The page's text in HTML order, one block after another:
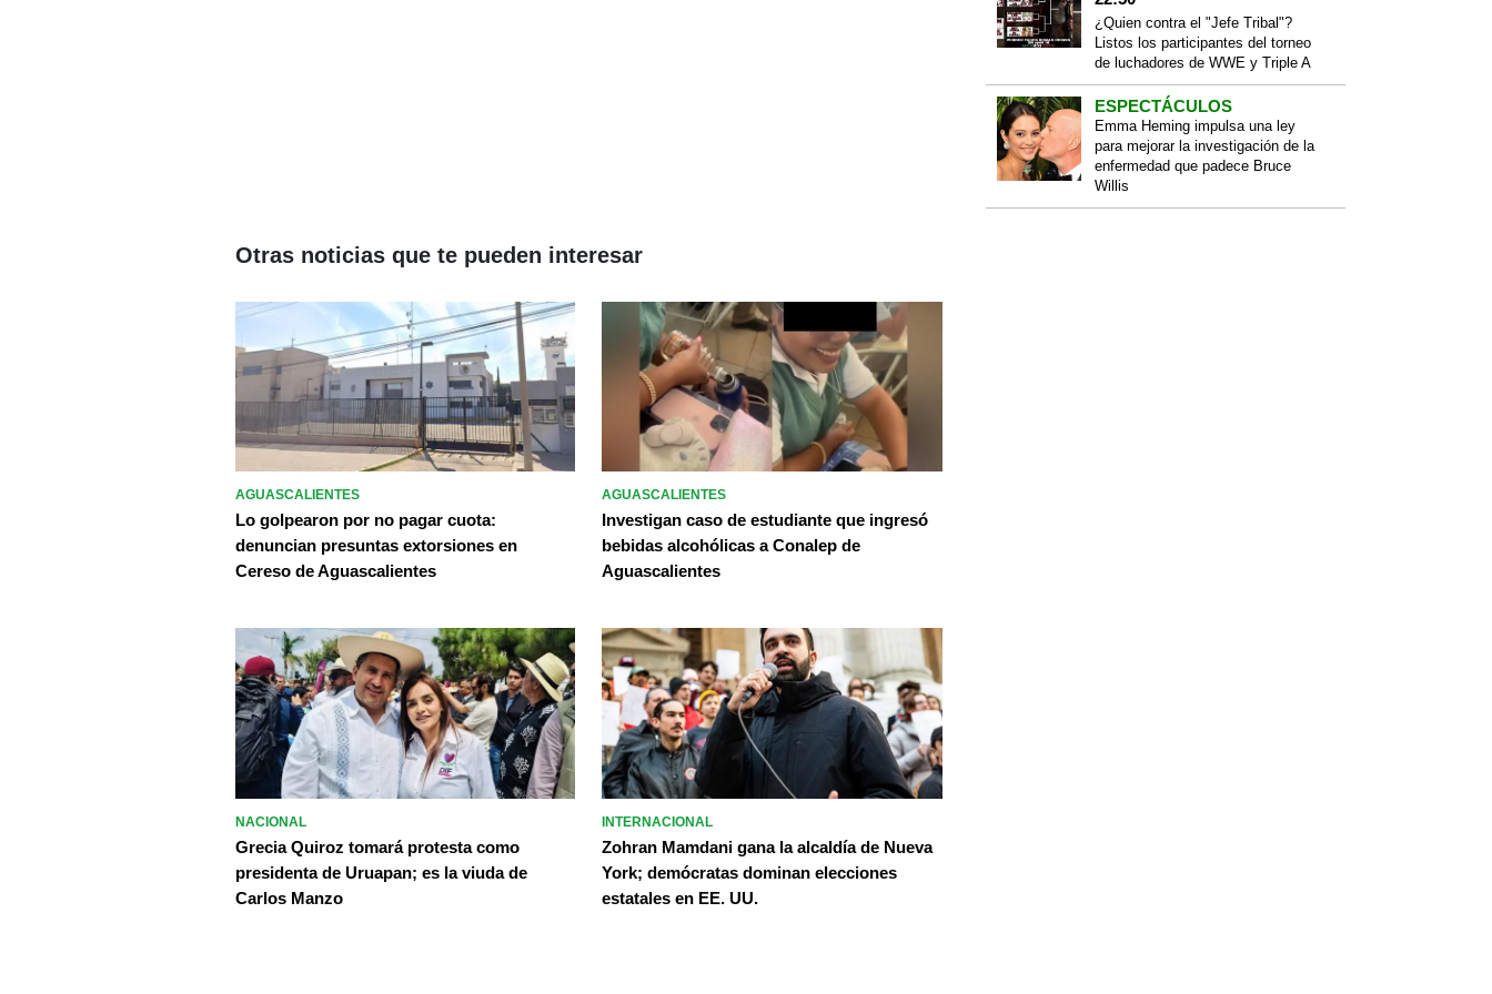
¿Quien contra el "Jefe Tribal"?
Listos los participantes del torneo
de luchadores de WWE y Triple A
ESPECTÁCULOS
Emma Heming impulsa una ley
para mejorar la investigación de la
enfermedad que padece Bruce
Willis
Otras noticias que te pueden interesar
AGUASCALIENTES
Lo golpearon por no pagar cuota:
denuncian presuntas extorsiones en
Cereso de Aguascalientes
AGUASCALIENTES
Investigan caso de estudiante que ingresó
bebidas alcohólicas a Conalep de
Aguascalientes
NACIONAL
Grecia Quiroz tomará protesta como
presidenta de Uruapan; es la viuda de
Carlos Manzo
INTERNACIONAL
Zohran Mamdani gana la alcaldía de Nueva
York; demócratas dominan elecciones
estatales en EE. UU.